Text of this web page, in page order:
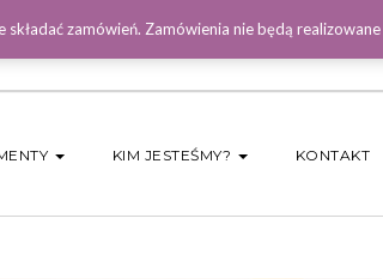
KIM JESTEŚMY? KONTAKT
zamówień. Zamówienia nie będą realizowane